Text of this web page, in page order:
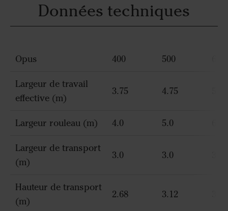
Données techniques
Opus 400 500
Largeur de travail
effective (m)
3.75 4.75
Largeur rouleau (m) 4.0 5.0
Largeur de transport
(m)
3.0 3.0
Hauteur de transport
(m)
2.68 3.12